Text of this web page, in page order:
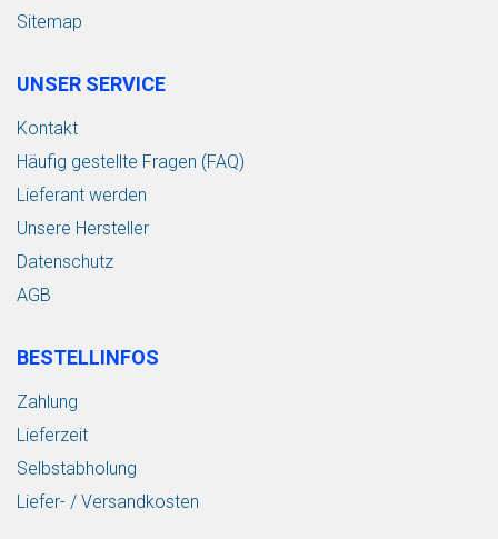
Sitemap
UNSER SERVICE
Kontakt
Häufig gestellte Fragen (FAQ)
Lieferant werden
Unsere Hersteller
Datenschutz
AGB
BESTELLINFOS
Zahlung
Lieferzeit
Selbstabholung
Liefer- / Versandkosten